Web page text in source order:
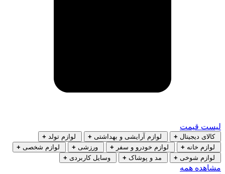
لیست قیمت
کالای دیجیتال + لوازم آرایشی و بهداشتی + لوازم تولد +
لوازم خانه + لوازم خودرو و سفر + ورزشی + لوازم شخصی +
لوازم شوخی + مد و پوشاک + وسایل کاربردی +
مشاهده همه